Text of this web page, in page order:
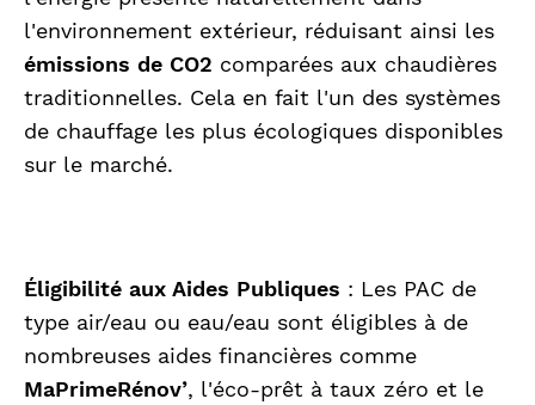
l'environnement extérieur, réduisant ainsi les
émissions de CO2 comparées aux chaudières
traditionnelles. Cela en fait l'un des systèmes
de chauffage les plus écologiques disponibles
sur le marché.
Éligibilité aux Aides Publiques : Les PAC de
type air/eau ou eau/eau sont éligibles à de
nombreuses aides financières comme
MaPrimeRénov’, l'éco-prêt à taux zéro et le